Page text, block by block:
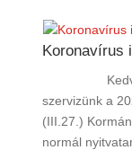
Koronavírus
Kedves
szervizünk a
(III.27.)
normál